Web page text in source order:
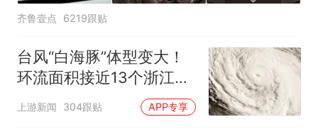
齐鲁壹点 6219跟贴
台风“白海豚”体型变大！
环流面积接近13个浙江那
么大
上游新闻 304跟贴 APP专享